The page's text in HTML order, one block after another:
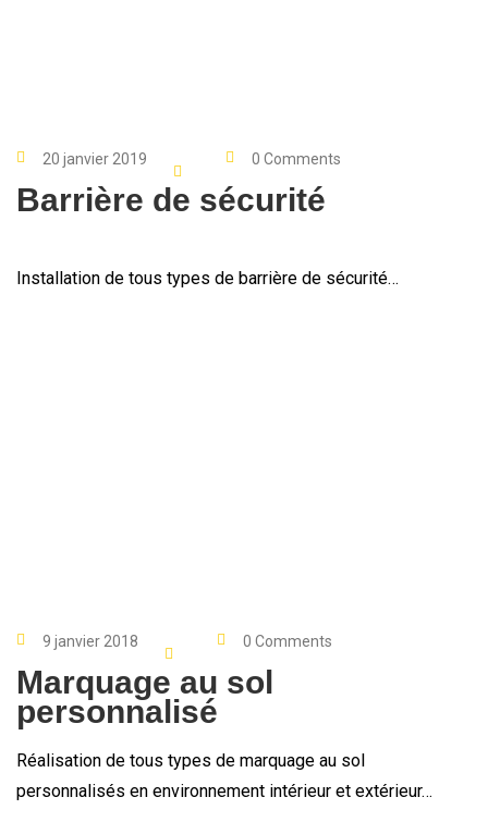
20 janvier 2019 0 Comments
Barrière de sécurité
Installation de tous types de barrière de sécurité…
9 janvier 2018 0 Comments
Marquage au sol
personnalisé
Réalisation de tous types de marquage au sol
personnalisés en environnement intérieur et extérieur…